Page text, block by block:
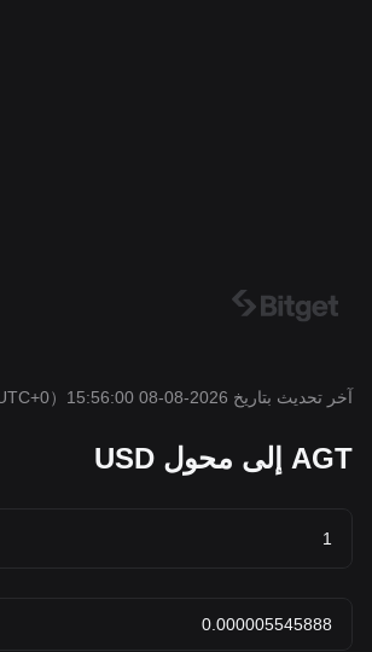
آخر تحديث بتاريخ 2026-08-08 15:56:00 （UTC+0）
AGT إلى محول USD